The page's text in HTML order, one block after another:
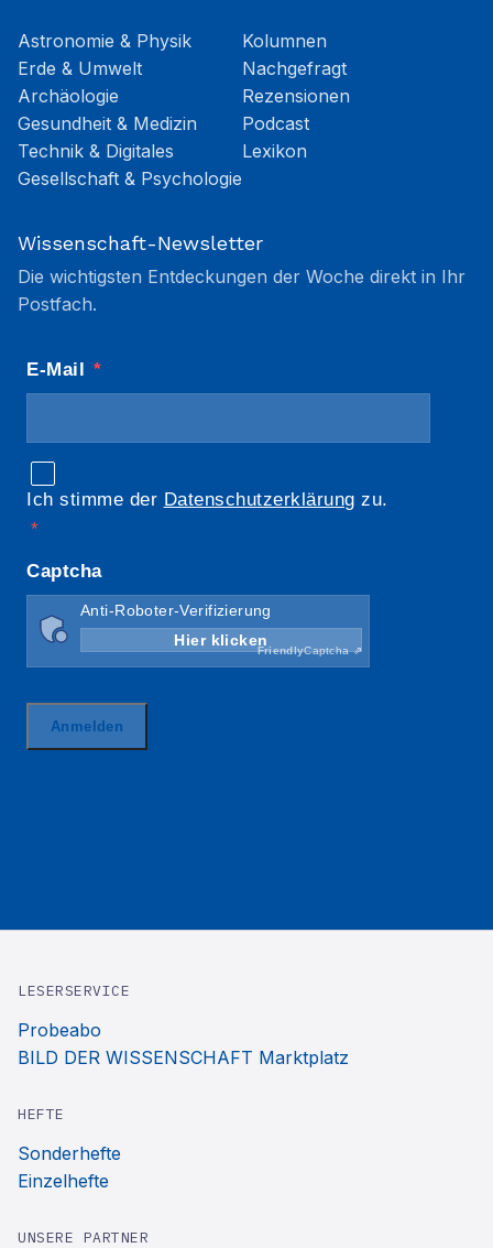
Astronomie & Physik
Erde & Umwelt
Archäologie
Gesundheit & Medizin
Technik & Digitales
Gesellschaft & Psychologie
Kolumnen
Nachgefragt
Rezensionen
Podcast
Lexikon
Wissenschaft-Newsletter
Die wichtigsten Entdeckungen der Woche direkt in Ihr
Postfach.
LESERSERVICE
Probeabo
BILD DER WISSENSCHAFT Marktplatz
HEFTE
Sonderhefte
Einzelhefte
UNSERE PARTNER